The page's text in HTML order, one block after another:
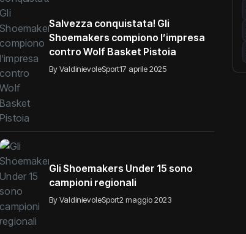
Salvezza conquistata! Gli
Shoemakers compiono l’impresa
contro Wolf Basket Pistoia
By ValdinievoleSport17 aprile 2025
Gli Shoemakers Under 15 sono
campioni regionali
By ValdinievoleSport2 maggio 2023